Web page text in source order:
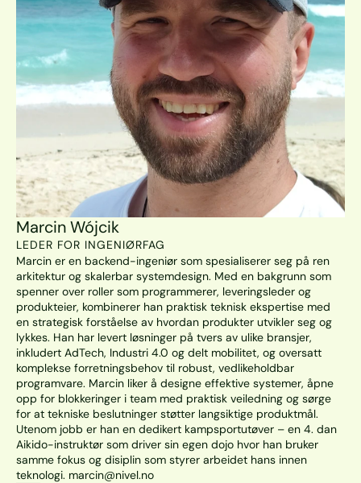
Marcin Wójcik
LEDER FOR INGENIØRFAG
Marcin er en backend-ingeniør som spesialiserer seg på ren
arkitektur og skalerbar systemdesign. Med en bakgrunn som
spenner over roller som programmerer, leveringsleder og
produkteier, kombinerer han praktisk teknisk ekspertise med
en strategisk forståelse av hvordan produkter utvikler seg og
lykkes. Han har levert løsninger på tvers av ulike bransjer,
inkludert AdTech, Industri 4.0 og delt mobilitet, og oversatt
komplekse forretningsbehov til robust, vedlikeholdbar
programvare. Marcin liker å designe effektive systemer, åpne
opp for blokkeringer i team med praktisk veiledning og sørge
for at tekniske beslutninger støtter langsiktige produktmål.
Utenom jobb er han en dedikert kampsportutøver – en 4. dan
Aikido-instruktør som driver sin egen dojo hvor han bruker
samme fokus og disiplin som styrer arbeidet hans innen
teknologi. marcin@nivel.no